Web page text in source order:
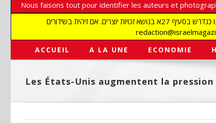
Nous faisons tout pour identifier les auteurs et
אנו עושים הכל כדי לזהות סופרים וצלמים על מנת לכבד את זכויותיהם. אנו מכבדים זכויות יוצרים ושואפים לאתר את בעלי הזכויות בתמונות המגיעות אלינו כנדרש בסעיף 27א בנושא זכויות יוצרים. אם זיהית בשידורים
ACCUEIL A LA UNE ECONOMIE
Les États-Unis augmentent la